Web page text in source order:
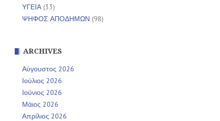
ΥΓΕΙΑ(33)
ΨΗΦΟΣ ΑΠΟΔΗΜΩΝ (98)
ARCHIVES
Αύγουστος 2026
Ιούλιος 2026
Ιούνιος 2026
Μάιος 2026
Απρίλιος 2026